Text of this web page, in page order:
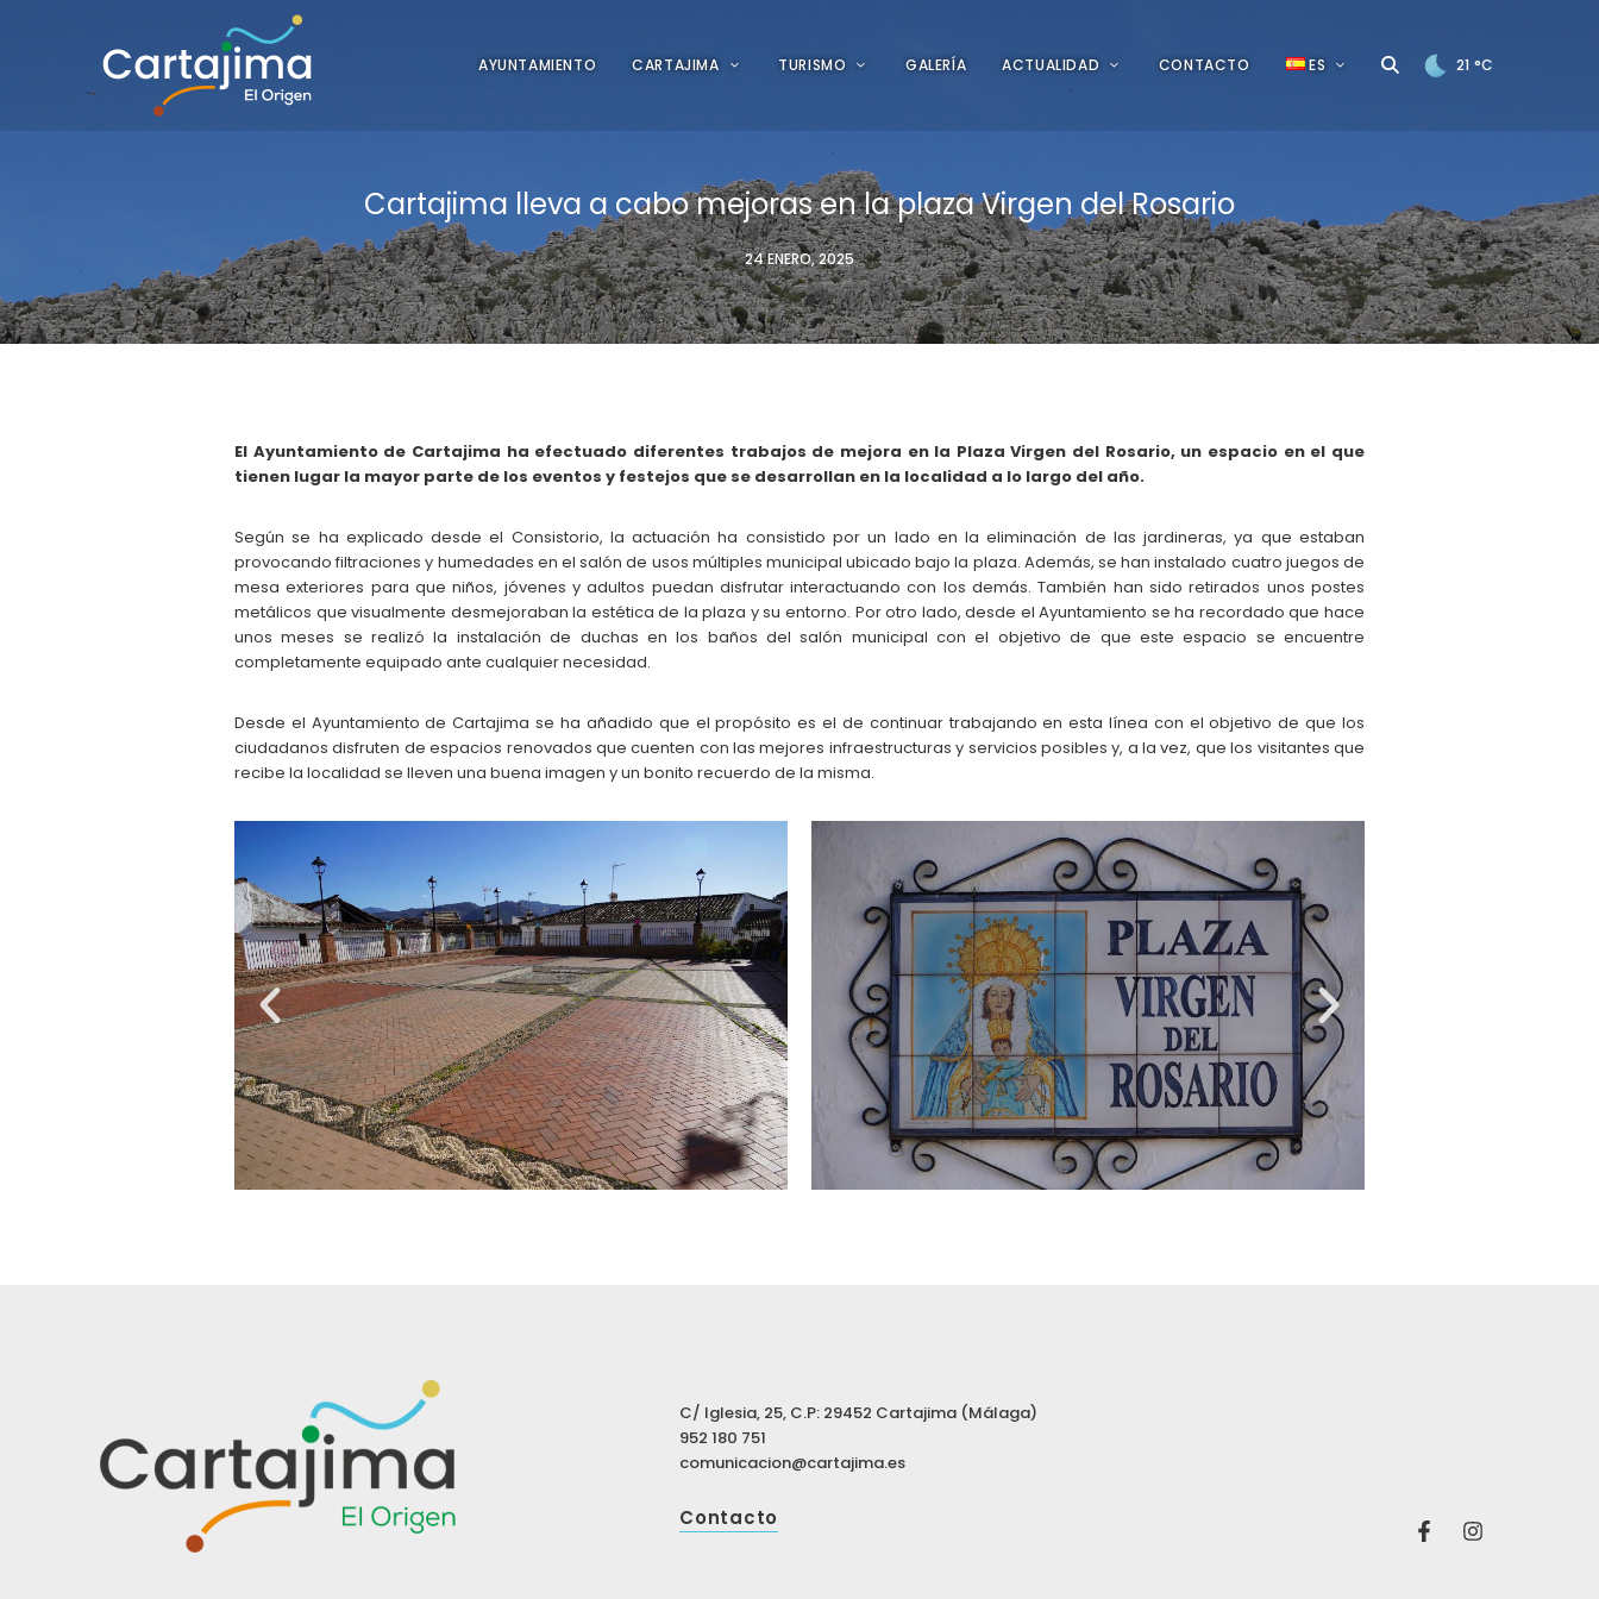
AYUNTAMIENTO CARTAJIMA TURISMO GALERÍA ACTUALIDAD CONTACTO ES 21 °C
Cartajima lleva a cabo mejoras en la plaza Virgen del Rosario
24 ENERO, 2025
El Ayuntamiento de Cartajima ha efectuado diferentes trabajos de mejora en la Plaza Virgen del Rosario, un espacio en el que
tienen lugar la mayor parte de los eventos y festejos que se desarrollan en la localidad a lo largo del año.
Según se ha explicado desde el Consistorio, la actuación ha consistido por un lado en la eliminación de las jardineras, ya que estaban
provocando filtraciones y humedades en el salón de usos múltiples municipal ubicado bajo la plaza. Además, se han instalado cuatro juegos de
mesa exteriores para que niños, jóvenes y adultos puedan disfrutar interactuando con los demás. También han sido retirados unos postes
metálicos que visualmente desmejoraban la estética de la plaza y su entorno. Por otro lado, desde el Ayuntamiento se ha recordado que hace
unos meses se realizó la instalación de duchas en los baños del salón municipal con el objetivo de que este espacio se encuentre
completamente equipado ante cualquier necesidad.
Desde el Ayuntamiento de Cartajima se ha añadido que el propósito es el de continuar trabajando en esta línea con el objetivo de que los
ciudadanos disfruten de espacios renovados que cuenten con las mejores infraestructuras y servicios posibles y, a la vez, que los visitantes que
recibe la localidad se lleven una buena imagen y un bonito recuerdo de la misma.
C/ Iglesia, 25, C.P: 29452 Cartajima (Málaga)
952 180 751
comunicacion@cartajima.es
Contacto